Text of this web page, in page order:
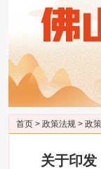
首页 > 政策法规 > 政
关于印